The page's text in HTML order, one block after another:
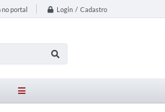
no portal Login / Cadastro